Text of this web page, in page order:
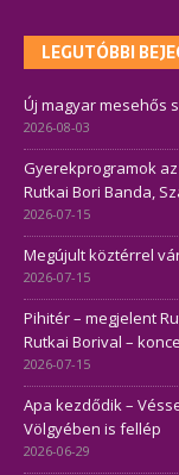
LEGUTÓBBI
Új magyar mesehős
2026-08-03
Gyerekprogramok
Rutkai Bori Banda,
2026-07-15
Megújult köztérrel
2026-07-15
Pihitér – megjelent
Rutkai Borival –
2026-07-15
Apa kezdődik –
Völgyében is fellép
2026-06-29